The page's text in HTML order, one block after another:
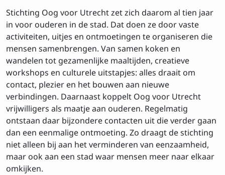
Stichting Oog voor Utrecht zet zich daarom al tien jaar
in voor ouderen in de stad. Dat doen ze door vaste
activiteiten, uitjes en ontmoetingen te organiseren die
mensen samenbrengen. Van samen koken en
wandelen tot gezamenlijke maaltijden, creatieve
workshops en culturele uitstapjes: alles draait om
contact, plezier en het bouwen aan nieuwe
verbindingen. Daarnaast koppelt Oog voor Utrecht
vrijwilligers als maatje aan ouderen. Regelmatig
ontstaan daar bijzondere contacten uit die verder gaan
dan een eenmalige ontmoeting. Zo draagt de stichting
niet alleen bij aan het verminderen van eenzaamheid,
maar ook aan een stad waar mensen meer naar elkaar
omkijken.